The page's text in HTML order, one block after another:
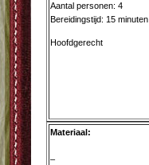
Aantal personen: 4
Bereidingstijd: 15 minuten
Hoofdgerecht
Materiaal:
–